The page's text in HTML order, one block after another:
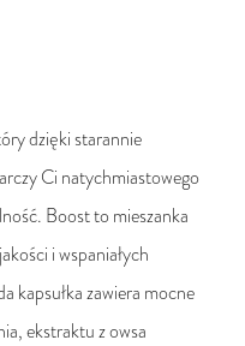
dzięki starannie
Ci natychmiastowego
Boost to mieszanka
i wspaniałych
kapsułka zawiera mocne
ekstraktu z owsa